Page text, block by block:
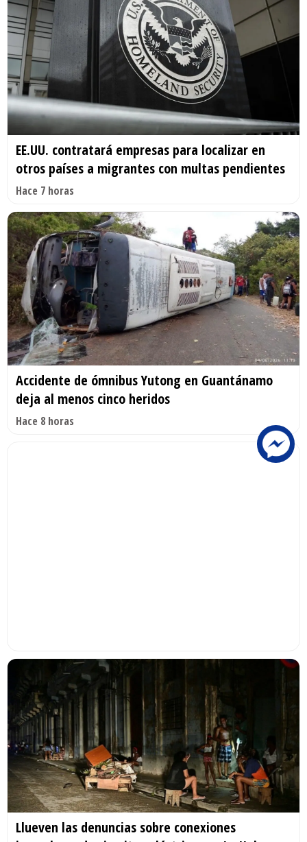
EE.UU. contratará empresas para localizar en
otros países a migrantes con multas pendientes
Hace 7 horas
Accidente de ómnibus Yutong en Guantánamo
deja al menos cinco heridos
Hace 8 horas
Llueven las denuncias sobre conexiones